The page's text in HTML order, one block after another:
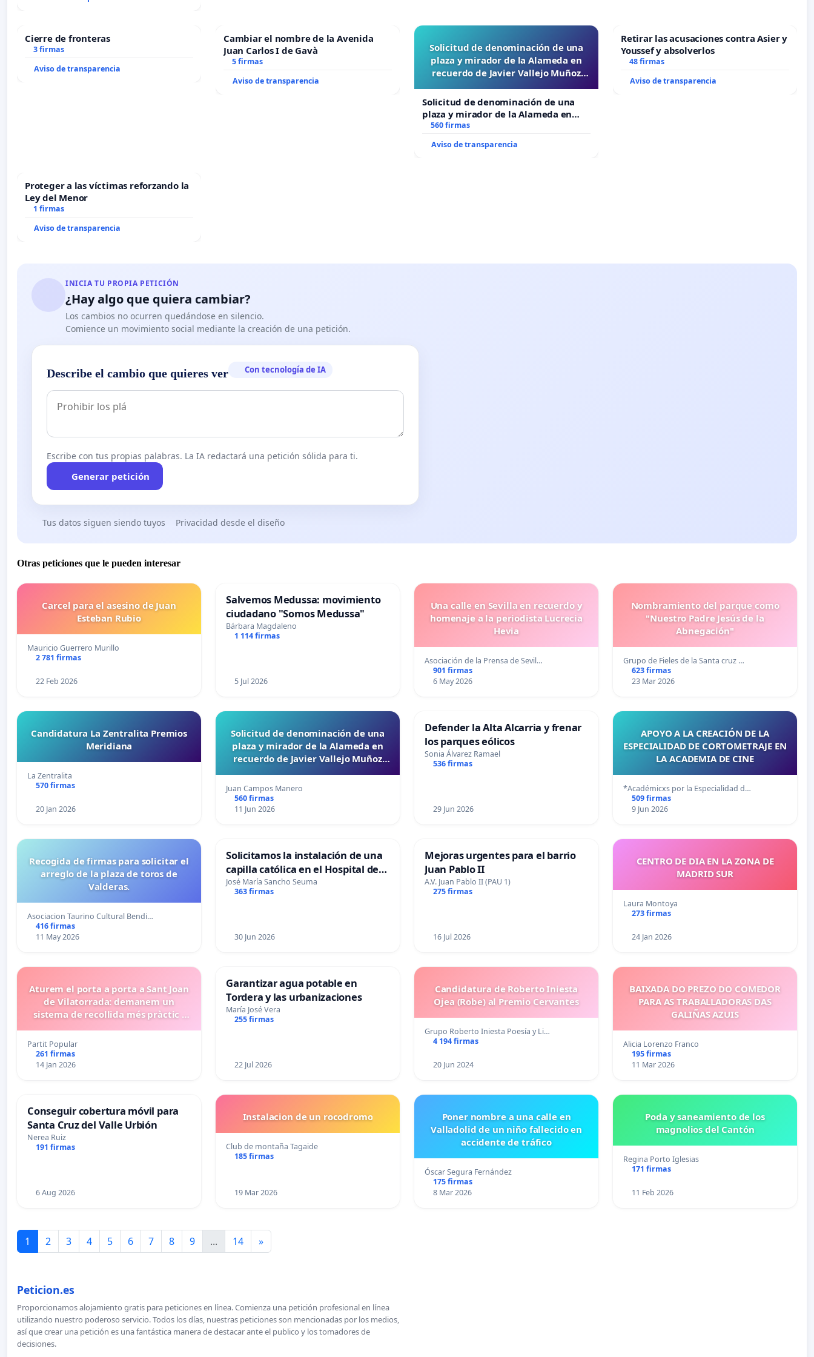
Cierre de fronteras
3 firmas
Aviso de transparencia
Cambiar el nombre de la Avenida
Juan Carlos I de Gavà
5 firmas
Aviso de transparencia
Solicitud de denominación de una
plaza y mirador de la Alameda en
recuerdo de Javier Vallejo Muñoz
Solicitud de denominación de una
plaza y mirador de la Alameda en
recuerdo de Javier Vallejo Muñoz
“Mazinger”
560 firmas
Aviso de transparencia
Retirar las acusaciones contra Asier y
Youssef y absolverlos
48 firmas
Aviso de transparencia
Proteger a las víctimas reforzando la
Ley del Menor
1 firmas
Aviso de transparencia
INICIA TU PROPIA PETICIÓN
¿Hay algo que quiera cambiar?
Los cambios no ocurren quedándose en silencio.
Comience un movimiento social mediante la creación de una petición.
Describe el cambio que quieres ver Con tecnología de IA
Escribe con tus propias palabras. La IA redactará una petición sólida para ti.
Generar petición
Tus datos siguen siendo tuyos Privacidad desde el diseño
Otras peticiones que le pueden interesar
Carcel para el asesino de Juan
Esteban Rubio
Mauricio Guerrero Murillo
2 781 firmas
22 Feb 2026
Salvemos Medussa: movimiento
ciudadano "Somos Medussa"
Bárbara Magdaleno
1 114 firmas
5 Jul 2026
Una calle en Sevilla en recuerdo y
homenaje a la periodista Lucrecia
Hevia
Asociación de la Prensa de Sevil…
901 firmas
6 May 2026
Nombramiento del parque como
"Nuestro Padre Jesús de la
Abnegación"
Grupo de Fieles de la Santa cruz …
623 firmas
23 Mar 2026
Candidatura La Zentralita Premios
Meridiana
La Zentralita
570 firmas
20 Jan 2026
Solicitud de denominación de una
plaza y mirador de la Alameda en
recuerdo de Javier Vallejo Muñoz
Juan Campos Manero
560 firmas
11 Jun 2026
Defender la Alta Alcarria y frenar
los parques eólicos
Sonia Álvarez Ramael
536 firmas
29 Jun 2026
APOYO A LA CREACIÓN DE LA
ESPECIALIDAD DE CORTOMETRAJE EN
LA ACADEMIA DE CINE
*Académicxs por la Especialidad d…
509 firmas
9 Jun 2026
Recogida de firmas para solicitar el
arreglo de la plaza de toros de
Valderas.
Asociacion Taurino Cultural Bendi…
416 firmas
11 May 2026
Solicitamos la instalación de una
capilla católica en el Hospital de
Alcañiz
José María Sancho Seuma
363 firmas
30 Jun 2026
Mejoras urgentes para el barrio
Juan Pablo II
A.V. Juan Pablo II (PAU 1)
275 firmas
16 Jul 2026
CENTRO DE DIA EN LA ZONA DE
MADRID SUR
Laura Montoya
273 firmas
24 Jan 2026
Aturem el porta a porta a Sant Joan
de Vilatorrada: demanem un
sistema de recollida més pràctic i
Partit Popular
261 firmas
14 Jan 2026
Garantizar agua potable en
Tordera y las urbanizaciones
María José Vera
255 firmas
22 Jul 2026
Candidatura de Roberto Iniesta
Ojea (Robe) al Premio Cervantes
Grupo Roberto Iniesta Poesía y Li…
4 194 firmas
20 Jun 2024
BAIXADA DO PREZO DO COMEDOR
PARA AS TRABALLADORAS DAS
GALIÑAS AZUIS
Alicia Lorenzo Franco
195 firmas
11 Mar 2026
Conseguir cobertura móvil para
Santa Cruz del Valle Urbión
Nerea Ruiz
191 firmas
6 Aug 2026
Instalacion de un rocodromo
Club de montaña Tagaide
185 firmas
19 Mar 2026
Poner nombre a una calle en
Valladolid de un niño fallecido en
accidente de tráfico
Óscar Segura Fernández
175 firmas
8 Mar 2026
Poda y saneamiento de los
magnolios del Cantón
Regina Porto Iglesias
171 firmas
11 Feb 2026
1 2 3 4 5 6 7 8 9 ... 14 »
Peticion.es
Proporcionamos alojamiento gratis para peticiones en línea. Comienza una petición profesional en línea
utilizando nuestro poderoso servicio. Todos los días, nuestras peticiones son mencionadas por los medios,
así que crear una petición es una fantástica manera de destacar ante el publico y los tomadores de
decisiones.